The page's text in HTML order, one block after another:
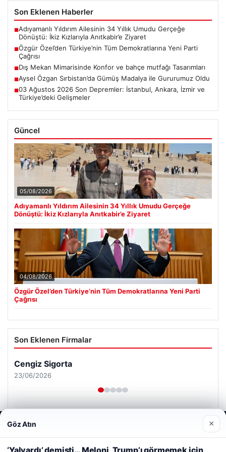
Son Eklenen Haberler
■Adıyamanlı Yıldırım Ailesinin 34 Yıllık Umudu Gerçeğe
Dönüştü: İkiz Kızlarıyla Anıtkabir’e Ziyaret
■Özgür Özel’den Türkiye’nin Tüm Demokratlarına Yeni Parti
Çağrısı
■Dış Mekan Mimarisinde Konfor ve bahçe mutfağı Tasarımları
■Aysel Özgan Sırbistan’da Gümüş Madalya ile Gururumuz Oldu
■03 Ağustos 2026 Son Depremler: İstanbul, Ankara, İzmir ve
Türkiye’deki Gelişmeler
Güncel
05/08/2026
Adıyamanlı Yıldırım Ailesinin 34 Yıllık Umudu Gerçeğe
Dönüştü: İkiz Kızlarıyla Anıtkabir’e Ziyaret
04/08/2026
Özgür Özel’den Türkiye’nin Tüm Demokratlarına Yeni Parti
Çağrısı
Son Eklenen Firmalar
Cengiz Sigorta
23/06/2026
Web sitemizi nasıl kullandığınızı daha iyi anlayabilmek,
deneyiminizi kişiselleştirmek ve geliştirmek amacıyla çerezler
kullanıyoruz.
Çerez Politikamız
Göz Atın ×
‘Yalvardı’ demişti… Meloni, Trump’ı görmemek için